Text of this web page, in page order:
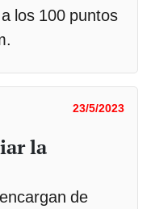
los 100 puntos
23/5/2023
la
de